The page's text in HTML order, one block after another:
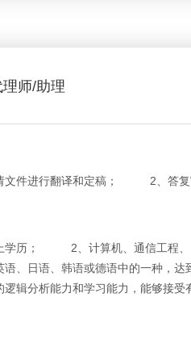
师/助理
件进行翻译和定稿； 2、答
历；
2、计算机、通信工程
语、日语、韩语或德语中的一种，
逻辑分析能力和学习能力，能够接受